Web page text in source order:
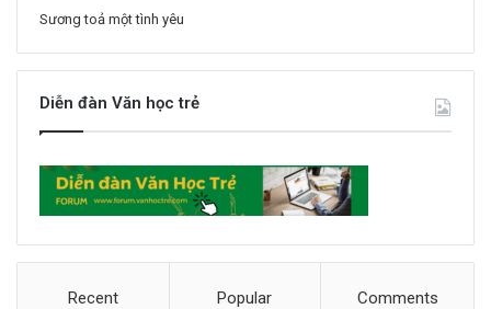
Sương toả một tình yêu
Diễn đàn Văn học trẻ
Recent Popular Comments